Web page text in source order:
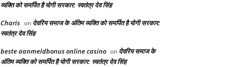
व्यक्ति को समर्पित है योगी सरकार: स्वतंत्र देव सिंह
Charis on देवरिय समाज के अंतिम व्यक्ति को समर्पित है योगी सरकार:
स्वतंत्र देव सिंह
beste aanmeldbonus online casino on देवरिय समाज के
अंतिम व्यक्ति को समर्पित है योगी सरकार: स्वतंत्र देव सिंह